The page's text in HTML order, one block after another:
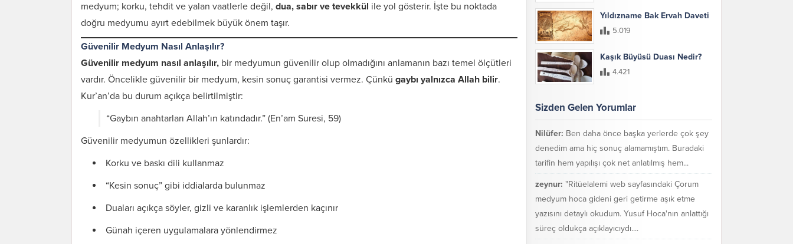
medyum; korku, tehdit ve yalan vaatlerle değil, dua, sabır ve tevekkül ile yol gösterir. İşte bu noktada
doğru medyumu ayırt edebilmek büyük önem taşır.
Güvenilir Medyum Nasıl Anlaşılır?
Güvenilir medyum nasıl anlaşılır, bir medyumun güvenilir olup olmadığını anlamanın bazı temel ölçütleri
vardır. Öncelikle güvenilir bir medyum, kesin sonuç garantisi vermez. Çünkü gaybı yalnızca Allah bilir.
Kur’an’da bu durum açıkça belirtilmiştir:
“Gaybın anahtarları Allah’ın katındadır.” (En’am Suresi, 59)
Güvenilir medyumun özellikleri şunlardır:
Korku ve baskı dili kullanmaz
“Kesin sonuç” gibi iddialarda bulunmaz
Duaları açıkça söyler, gizli ve karanlık işlemlerden kaçınır
Günah içeren uygulamalara yönlendirmez
Yıldızname Bak Ervah Daveti
5.019
Kaşık Büyüsü Duası Nedir?
4.421
Sizden Gelen Yorumlar
Nilüfer: Ben daha önce başka yerlerde çok şey
denedim ama hiç sonuç alamamıştım. Buradaki
tarifin hem yapılışı çok net anlatılmış hem...
zeynur: "Ritüelalemi web sayfasındaki Çorum
medyum hoca gideni geri getirme aşık etme
yazısını detaylı okudum. Yusuf Hoca'nın anlattığı
süreç oldukça açıklayıcıydı....